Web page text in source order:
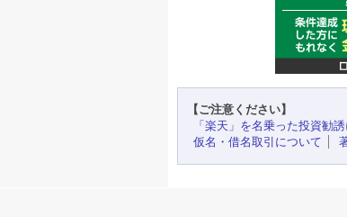
【ご注意ください】
「楽天」を名乗った投資勧
仮名・借名取引について